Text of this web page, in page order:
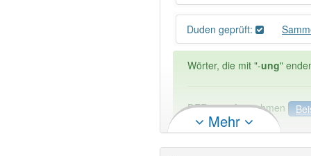
Duden geprüft:
Wörter, die mit "-ung"
DER:127Ausnahmen
DIE: 11 043
DAS:2Ausnahmen
Mehr